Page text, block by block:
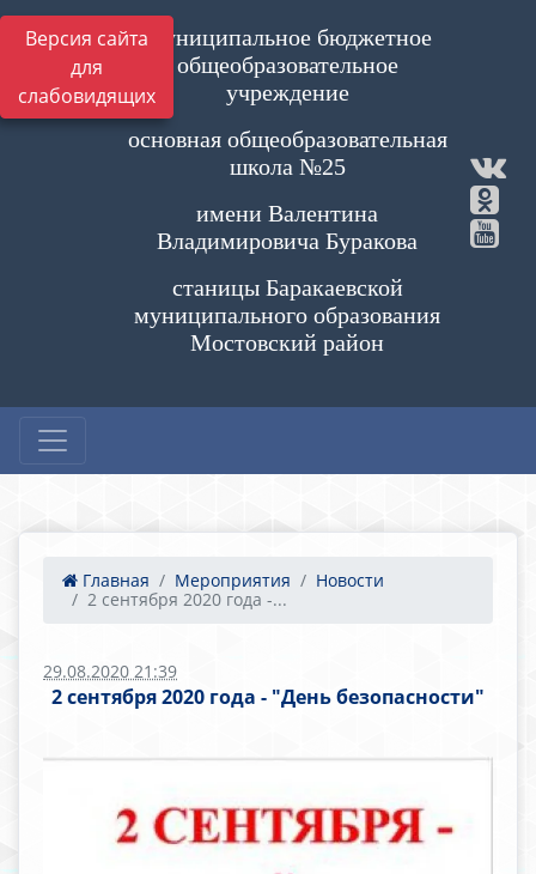
Версия сайта
для
слабовидящих
Муниципальное бюджетное
общеобразовательное
учреждение
основная общеобразовательная
школа №25
имени Валентина
Владимировича Буракова
станицы Баракаевской
муниципального образования
Мостовский район
Главная Мероприятия
Новости
2 сентября 2020 года -...
29.08.2020 21:39
2 сентября 2020 года - "День безопасности"